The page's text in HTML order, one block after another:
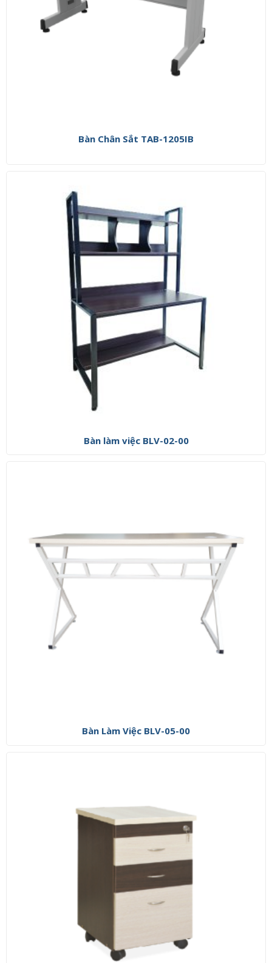
Bàn Chân Sắt TAB-1205IB
Bàn làm việc BLV-02-00
Bàn Làm Việc BLV-05-00